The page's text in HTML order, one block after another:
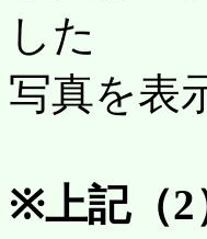
した
写真を表
※上記（2